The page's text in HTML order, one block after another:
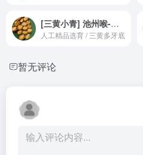
[三黄小青] 池州喉-梅子龟园
人工精品选育 / 三黄多牙底
暂无评论